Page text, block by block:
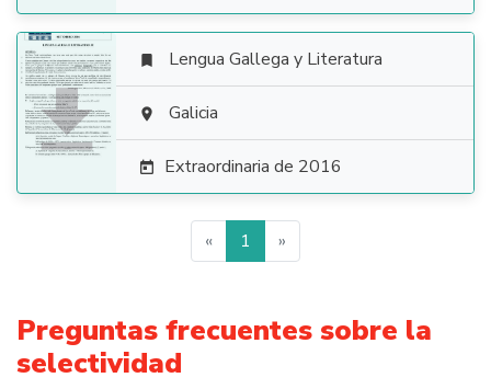

 Lengua Gallega y Literatura
 Galicia
 Extraordinaria de 2016
« 1 »
Preguntas frecuentes sobre la
selectividad